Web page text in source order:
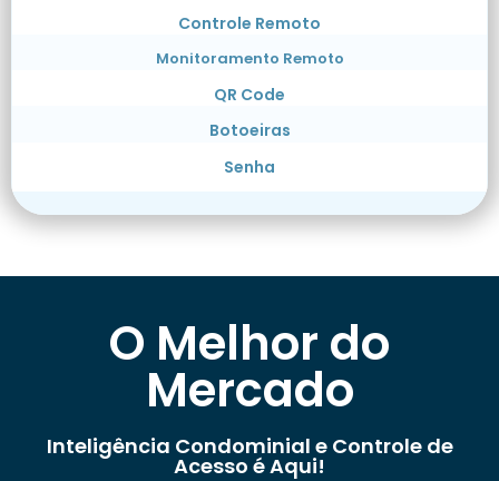
Controle Remoto
Monitoramento Remoto
QR Code
Botoeiras
Senha
O Melhor do
Mercado
Inteligência Condominial e Controle de
Acesso é Aqui!